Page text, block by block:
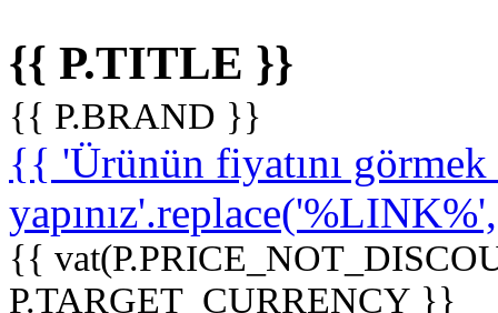
{{ P.TITLE }}
{{ P.BRAND }}
{{ 'Ürünün fiyatını
{{
P.TARGET_CURRENCY }}